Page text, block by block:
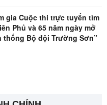
gia Cuộc thi trực tuyến tìm
Phủ và 65 năm ngày mở
thống Bộ đội Trường Sơn”